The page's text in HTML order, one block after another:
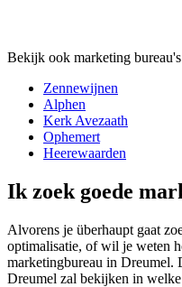
Bekijk ook marketing
Zennewijnen
Alphen
Kerk Avezaath
Ophemert
Heerewaarden
Ik zoek goede
Alvorens je überhaupt gaat
optimalisatie, of wil je weten
marketingbureau in Dreumel.
Dreumel zal bekijken in